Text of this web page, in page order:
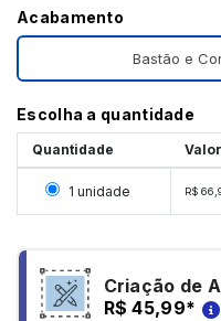
Acabamento
Bastão e
Escolha a quantidade
Quantidade
Selecionar 1 unidade
1 unidade R$
Criação de
R$ 45,99*